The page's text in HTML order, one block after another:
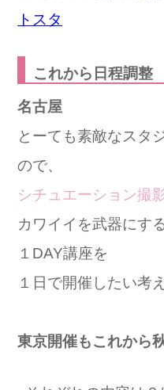
トスタ
これから日程調整
名古屋
とーても素敵なスタ
ので、
シチュエーション撮
カワイイを武器にす
１DAY講座を
１日で開催したい考
東京開催もこれから